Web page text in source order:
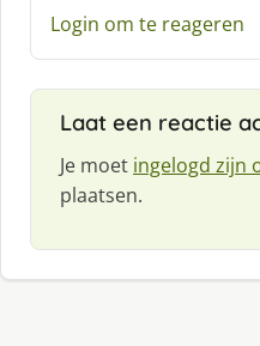
:Login om te reageren
Laat een reactie
Je moet ingelogd zijn
plaatsen.